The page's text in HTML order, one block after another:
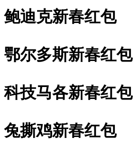
鲍迪克新春红包
鄂尔多斯新春红包
科技马各新春红包
兔撕鸡新春红包